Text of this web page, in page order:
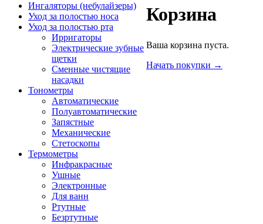
Ингаляторы (небулайзеры)
Уход за полостью носа
Уход за полостью рта
Ирригаторы
Электрические зубные
щетки
Сменные чистящие
насадки
Тонометры
Автоматические
Полуавтоматические
Запястные
Механические
Стетоскопы
Термометры
Инфракрасные
Ушные
Электронные
Для ванн
Ртутные
Безртутные
Корзина
Ваша корзина пуста.
Начать покупки →